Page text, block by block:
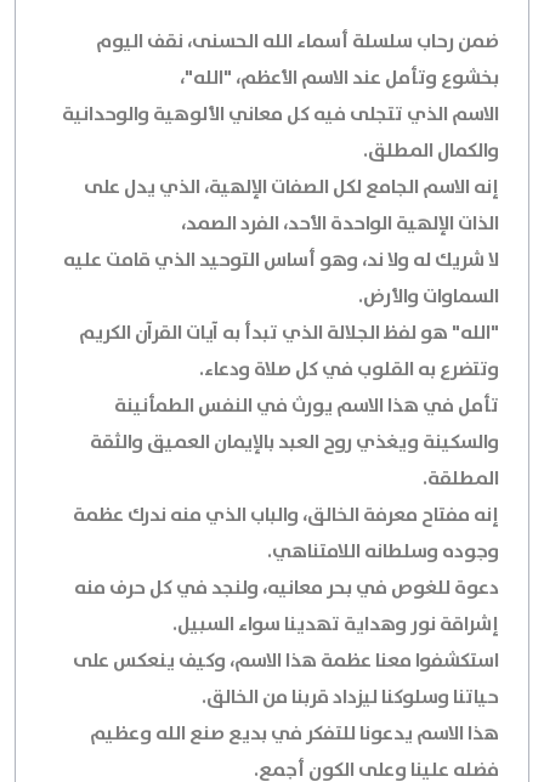
ضمن رحاب سلسلة أسماء الله الحسنى، نقف اليوم
بخشوع وتأمل عند الاسم الأعظم،"الله"،
الاسم الذي تتجلى فيه كل معاني الألوهية والوحدانية
والكمال المطلق.
إنه الاسم الجامع لكل الصفات الإلهية، الذي يدل على
الذات الإلهية الواحدة الأحد، الفرد الصمد،
لا شريك له ولا ند، وهو أساس التوحيد الذي قامت عليه
السماوات والأرض.
"الله" هو لفظ الجلالة الذي تبدأ به آيات القرآن الكريم
وتتضرع به القلوب في كل صلاة ودعاء.
تأمل في هذا الاسم يورث في النفس الطمأنينة
والسكينة ويغذي روح العبد بالإيمان العميق والثقة
المطلقة.
إنه مفتاح معرفة الخالق، والباب الذي منه ندرك عظمة
وجوده وسلطانه اللامتناهي.
دعوة للغوص في بحر معانيه، ولنجد في كل حرف منه
إشراقة نور وهداية تهدينا سواء السبيل.
استكشفوا معنا عظمة هذا الاسم، وكيف ينعكس على
حياتنا وسلوكنا ليزداد قربنا من الخالق.
هذا الاسم يدعونا للتفكر في بديع صنع الله وعظيم
فضله علينا وعلى الكون أجمع.